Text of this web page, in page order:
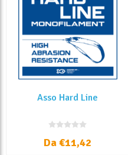
Asso Hard Line
Da €11,42